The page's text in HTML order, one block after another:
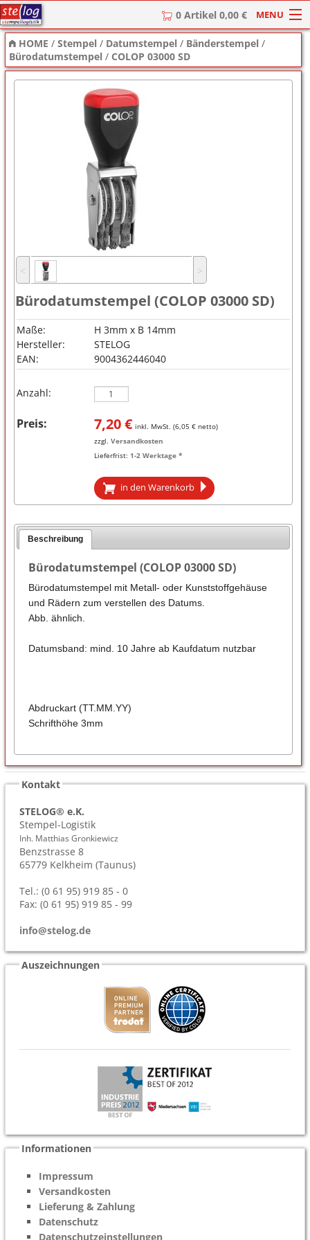
0 Artikel 0,00 € MENU
HOME
Stempel
Stempel-Textplatten
Stempelzubehör
HOME /Stempel / Datumstempel / Bänderstempel /
Bürodatumstempel / COLOP 03000 SD
˂ ˃
Bürodatumstempel (COLOP 03000 SD)
Maße:
H 3mm x B 14mm
Hersteller:
STELOG
EAN:
9004362446040
Anzahl:
Preis: 7,20€ inkl. MwSt. (6,05 € netto)
zzgl. Versandkosten
Lieferfrist: 1-2 Werktage *
in den Warenkorb
Beschreibung
Bürodatumstempel (COLOP 03000 SD)
Bürodatumstempel mit Metall- oder Kunststoffgehäuse
und Rädern zum verstellen des Datums.
Abb. ähnlich.
Datumsband: mind. 10 Jahre ab Kaufdatum nutzbar
Abdruckart (TT.MM.YY)
Schrifthöhe 3mm
Kontakt
STELOG® e.K.
Stempel-Logistik
Inh. Matthias Gronkiewicz
Benzstrasse 8
65779 Kelkheim (Taunus)
Tel.: (0 61 95) 919 85 - 0
Fax: (0 61 95) 919 85 - 99
info@stelog.de
Auszeichnungen
Informationen
Impressum
Versandkosten
Lieferung & Zahlung
Datenschutz
Datenschutzeinstellungen